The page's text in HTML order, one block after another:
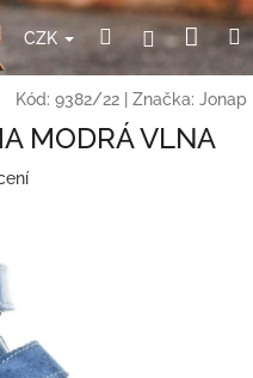
CZK HledatPřihlášení
Kód: 9382/22 Značka: Jonap
MODRÁ VLNA